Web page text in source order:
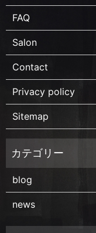
FAQ
Salon
Contact
Privacy policy
Sitemap
blog
news